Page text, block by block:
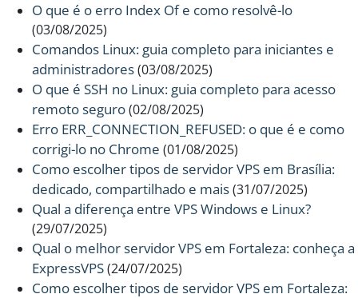
O que é o erro Index Of e como resolvê-lo
(03/08/2025)
Comandos Linux: guia completo para iniciantes e
administradores(03/08/2025)
O que é SSH no Linux: guia completo para acesso
remoto seguro(02/08/2025)
Erro ERR_CONNECTION_REFUSED: o que é e como
corrigi-lo no Chrome (01/08/2025)
Como escolher tipos de servidor VPS em Brasília:
dedicado, compartilhado e mais(31/07/2025)
Qual a diferença entre VPS Windows e Linux?
(29/07/2025)
Qual o melhor servidor VPS em Fortaleza: conheça a
ExpressVPS(24/07/2025)
Como escolher tipos de servidor VPS em Fortaleza: